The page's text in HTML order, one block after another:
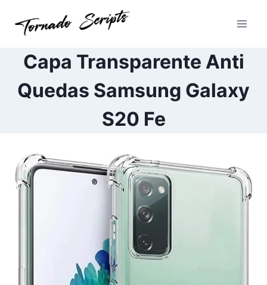
para
ConteúdoCapa Transparente Anti
Quedas Samsung Galaxy
S20 Fe